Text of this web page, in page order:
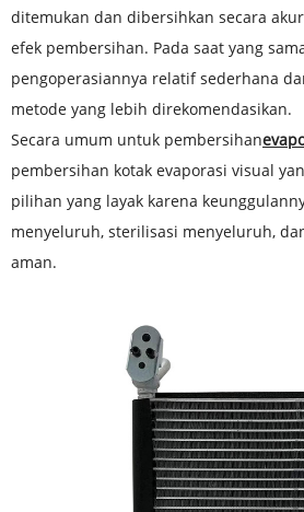
ditemukan dan dibersihkan secara
efek pembersihan. Pada saat yang
pengoperasiannya relatif sederhana
metode yang lebih direkomendasikan.
Secara umum untuk pembersihan
pembersihan kotak evaporasi visual
pilihan yang layak karena
menyeluruh, sterilisasi menyeluruh,
aman.